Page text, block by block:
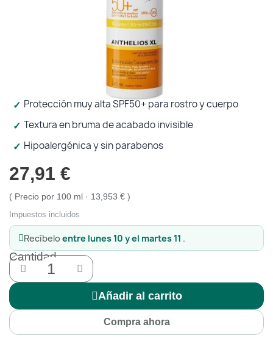
Óptica
Ortopedia
Salud
Óptica
Ortopedia
Salud
Protección muy alta SPF50+ para rostro y cuerpo
Textura en bruma de acabado invisible
Hipoalergénica y sin parabenos
27,91 €
Precio por 100 ml · 13,953 €
Impuestos incluidos
Recíbelo entre lunes 10 y el martes 11 .
Cantidad
Añadir al carrito
Compra ahora